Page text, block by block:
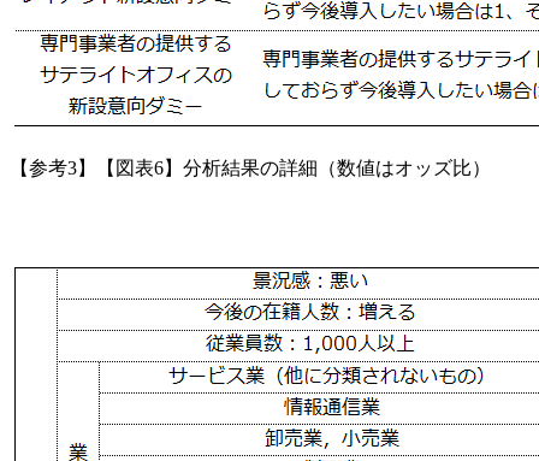
【参考3】【図表6】分析結果の詳細（数値はオッズ比）